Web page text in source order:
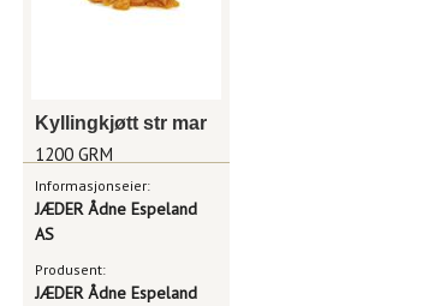
Kyllingkjøtt str mar
1200 GRM
Informasjonseier:
JÆDER Ådne Espeland
AS
Produsent:
JÆDER Ådne Espeland